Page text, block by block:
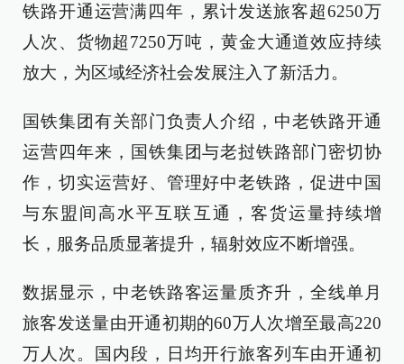
铁路开通运营满四年，累计发送旅客超6250万
人次、货物超7250万吨，黄金大通道效应持续
放大，为区域经济社会发展注入了新活力。
国铁集团有关部门负责人介绍，中老铁路开通
运营四年来，国铁集团与老挝铁路部门密切协
作，切实运营好、管理好中老铁路，促进中国
与东盟间高水平互联互通，客货运量持续增
长，服务品质显著提升，辐射效应不断增强。
数据显示，中老铁路客运量质齐升，全线单月
旅客发送量由开通初期的60万人次增至最高220
万人次。国内段，日均开行旅客列车由开通初